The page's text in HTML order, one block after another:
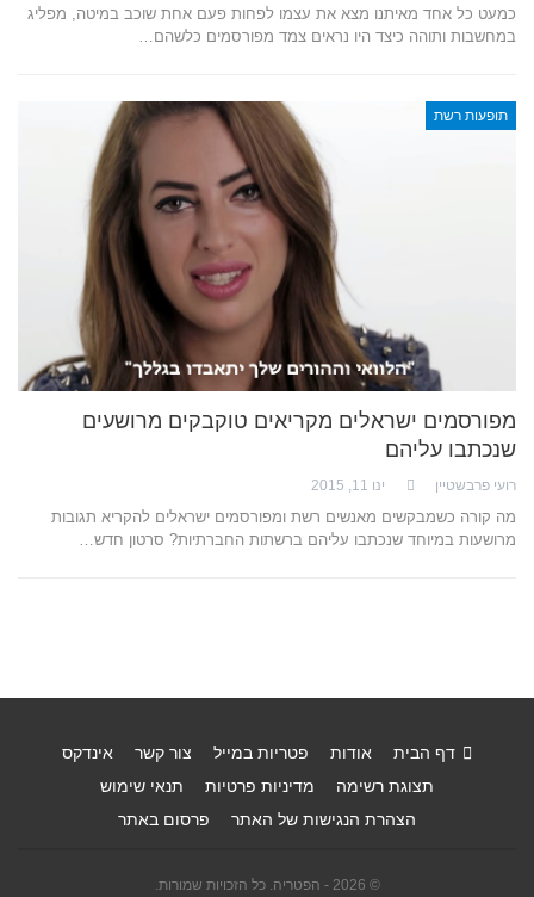
כמעט כל אחד מאיתנו מצא את עצמו לפחות פעם אחת שוכב במיטה, מפליג
במחשבות ותוהה כיצד היו נראים צמד מפורסמים כלשהם…
תופעות רשת
מפורסמים ישראלים מקריאים טוקבקים מרושעים
שנכתבו עליהם
רועי פרבשטיין ינו 11, 2015
מה קורה כשמבקשים מאנשים רשת ומפורסמים ישראלים להקריא תגובות
מרושעות במיוחד שנכתבו עליהם ברשתות החברתיות? סרטון חדש…
דף הבית אודות פטריות במייל צור קשר
אינדקס
תצוגת רשימה
מדיניות פרטיות
תנאי שימוש
הצהרת הנגישות של האתר
פרסום באתר
© 2026 - הפטריה. כל הזכויות שמורות.